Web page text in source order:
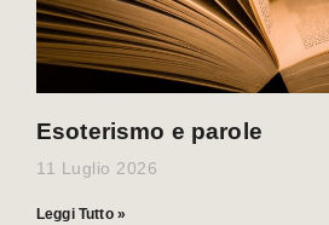
Esoterismo e parole
11 Luglio 2026
Leggi Tutto »